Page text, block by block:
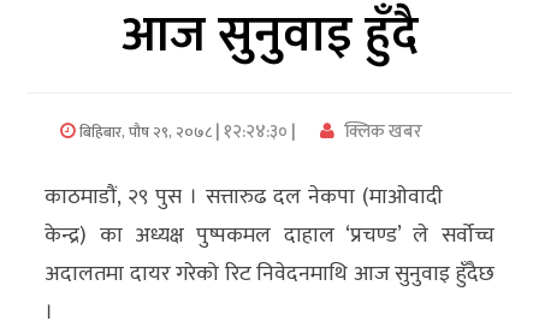
मनाेरञ्जन
विज्ञान
प्रविधि
अन्तरर्वार्ता
आज सुनुवाइ हुँदै
बिहिबार, पौष २९, २०७८| १२:२४:३० | क्लिक खबर
काठमाडौं, २९ पुस । सत्तारुढ दल नेकपा (माओवादी
केन्द्र) का अध्यक्ष पुष्पकमल दाहाल ‘प्रचण्ड’ ले सर्वोच्च
अदालतमा दायर गरेको रिट निवेदनमाथि आज सुनुवाइ हुँदैछ
।